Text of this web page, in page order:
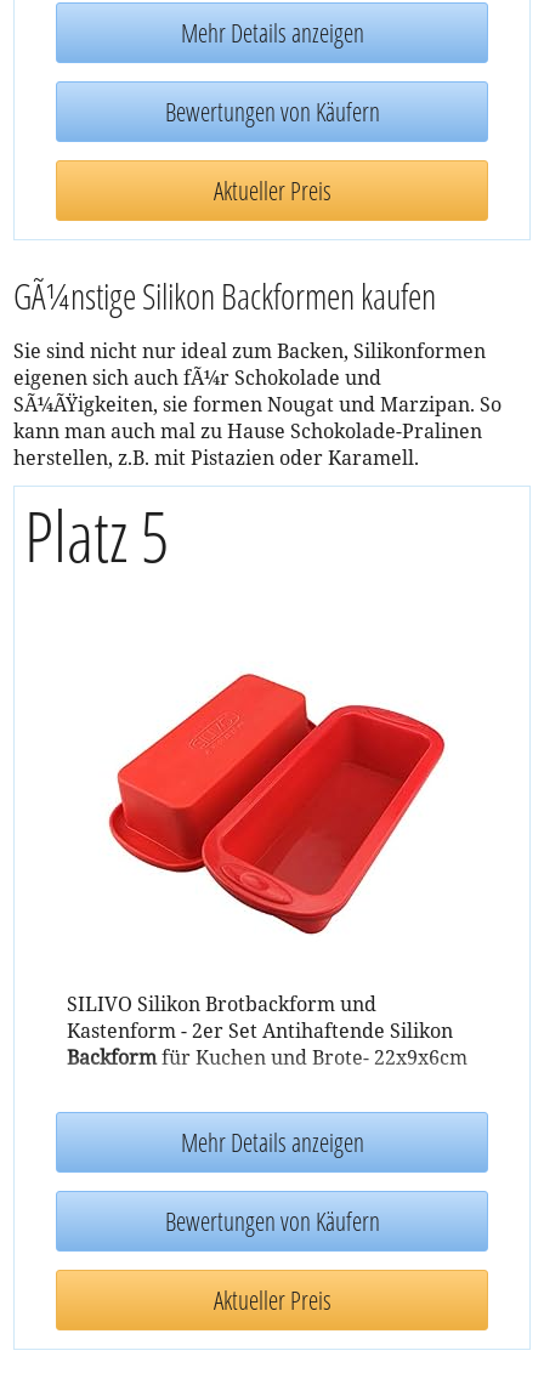
Mehr Details anzeigen
Bewertungen von Käufern
Aktueller Preis
GÃ¼nstige Silikon Backformen kaufen
Sie sind nicht nur ideal zum Backen, Silikonformen
eigenen sich auch fÃ¼r Schokolade und
SÃ¼ÃŸigkeiten, sie formen Nougat und Marzipan. So
kann man auch mal zu Hause Schokolade-Pralinen
herstellen, z.B. mit Pistazien oder Karamell.
Platz 5
SILIVO Silikon Brotbackform und
Kastenform - 2er Set Antihaftende Silikon
Backformfür Kuchen und Brote- 22x9x6cm
Mehr Details anzeigen
Bewertungen von Käufern
Aktueller Preis